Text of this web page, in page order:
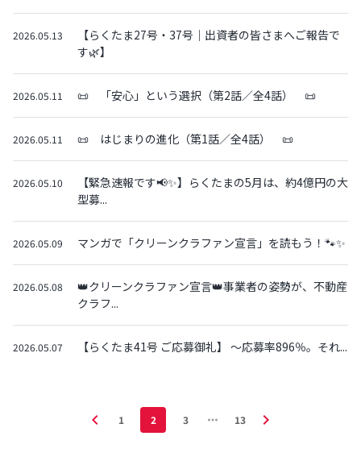
2026.05.13
【らくたま27号・37号｜出資者の皆さまへご報告で
す🌿】
2026.05.11 📜 「安心」という選択（第2話／全4話） 📜
2026.05.11 📜 はじまりの進化（第1話／全4話） 📜
2026.05.10
【緊急速報です📢✨】らくたまの5月は、約4億円の大
型募...
2026.05.09 マンガで「クリーンクラファン宣言」を読もう！🐾✨
2026.05.08
👑クリーンクラファン宣言👑事業者の姿勢が、不動産
クラフ...
2026.05.07 【らくたま41号 ご応募御礼】 〜応募率896％。それ...
chevron_left 1 2 3 more_horiz 13 chevron_right